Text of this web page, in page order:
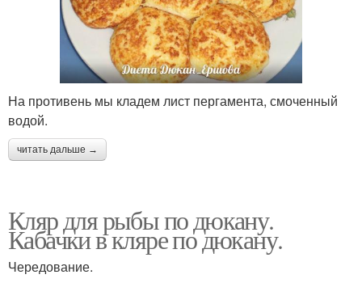
На противень мы кладем лист пергамента, смоченный
водой.
читать дальше →
Кляр для рыбы по дюкану.
Кабачки в кляре по дюкану.
Чередование.